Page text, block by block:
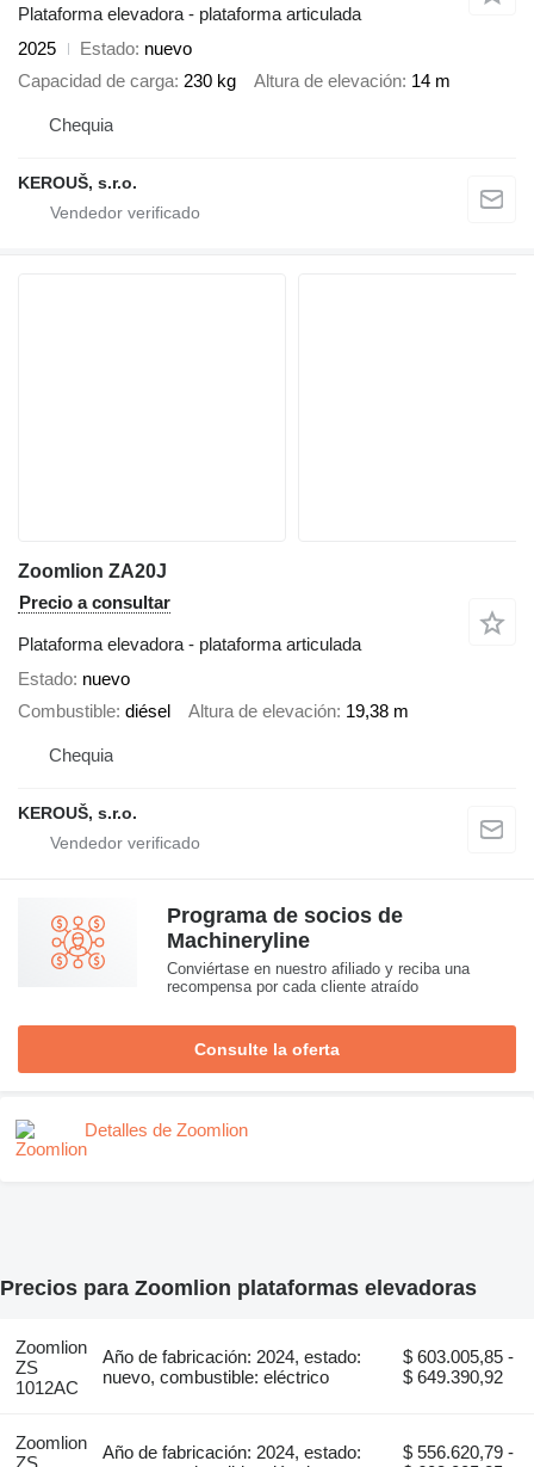
Plataforma elevadora - plataforma articulada
2025
Estado nuevo
Capacidad de carga 230 kg Altura de elevación 14 m
Chequia
KEROUŠ, s.r.o.
Zoomlion ZA20J
Precio a consultar
Plataforma elevadora - plataforma articulada
Estado nuevo
Combustible diésel Altura de elevación 19,38 m
Chequia
KEROUŠ, s.r.o.
Programa de socios de
Machineryline
Conviértase en nuestro afiliado y reciba una
recompensa por cada cliente atraído
Consulte la oferta
Detalles de Zoomlion
Precios para Zoomlion plataformas elevadoras
Zoomlion
ZS
1012AC
Año de fabricación: 2024, estado:
nuevo, combustible: eléctrico
$ 603.005,85 -
$ 649.390,92
Zoomlion
ZS
Año de fabricación: 2024, estado:
$ 556.620,79 -